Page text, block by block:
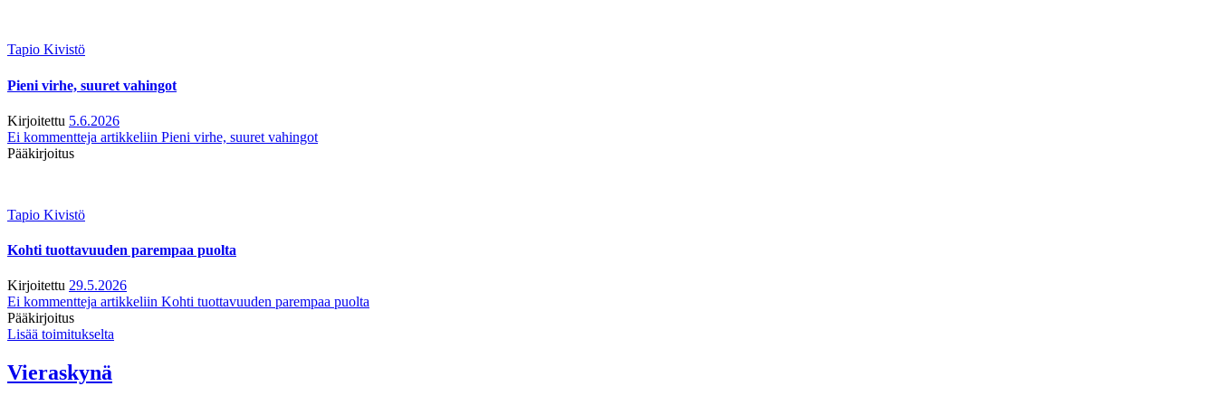
Tapio Kivistö
Pieni virhe, suuret vahingot
Kirjoitettu 5.6.2026
Ei kommentteja artikkeliin Pieni virhe, suuret vahingot
Pääkirjoitus
Tapio Kivistö
Kohti tuottavuuden parempaa puolta
Kirjoitettu 29.5.2026
Ei kommentteja artikkeliin Kohti tuottavuuden parempaa puolta
Pääkirjoitus
Lisää toimitukselta
Vieraskynä